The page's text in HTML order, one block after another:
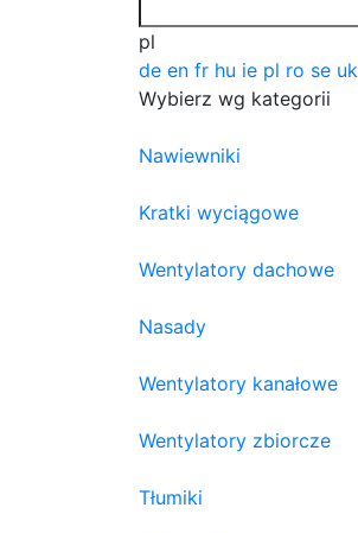
pl
de en fr hu ie pl ro se uk
Wybierz wg kategorii
Nawiewniki
Kratki wyciągowe
Wentylatory dachowe
Nasady
Wentylatory kanałowe
Wentylatory zbiorcze
Tłumiki